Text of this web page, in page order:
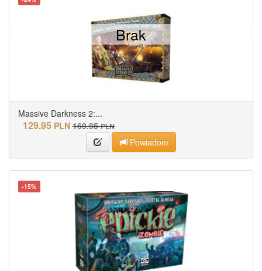
Massive Darkness 2:...
129.95 PLN 169.95 PLN
Powiadom
Brak
-15%